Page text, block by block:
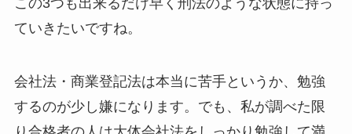
この3つも出来るだけ早く刑法のような状態に持っ
ていきたいですね。
会社法・商業登記法は本当に苦手というか、勉強
するのが少し嫌になります。でも、私が調べた限